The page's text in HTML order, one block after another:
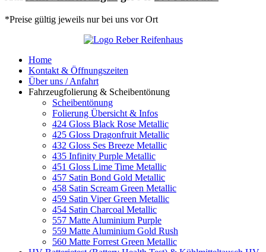
*Preise gültig jeweils nur bei uns vor Ort
Home
Kontakt & Öffnungszeiten
Über uns / Anfahrt
Fahrzeugfolierung & Scheibentönung
Scheibentönung
Folierung Übersicht & Infos
424 Gloss Black Rose Metallic
425 Gloss Dragonfruit Metallic
432 Gloss Ses Breeze Metallic
435 Infinity Purple Metallic
451 Gloss Lime Time Metallic
457 Satin Bond Gold Metallic
458 Satin Scream Green Metallic
459 Satin Viper Green Metallic
454 Satin Charcoal Metallic
557 Matte Aluminium Purple
559 Matte Aluminium Gold Rush
560 Matte Forrest Green Metallic